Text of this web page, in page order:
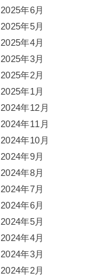
2025年6月
2025年5月
2025年4月
2025年3月
2025年2月
2025年1月
2024年12月
2024年11月
2024年10月
2024年9月
2024年8月
2024年7月
2024年6月
2024年5月
2024年4月
2024年3月
2024年2月